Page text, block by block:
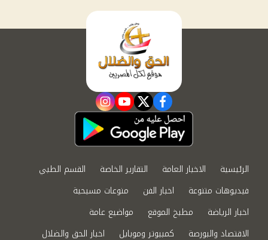
facebook
twitter
youtube
instagram
الرئيسية الاخبار العامة التقارير الخاصة
القسم الطبي
فيديوهات متنوعة
اخبار الفن
منوعات مسيحية
اخبار الرياضة
مطبخ الموقع
مواضيع عامة
الاقتصاد والبورصة
كمبيوتر وموبايل اخبار الحق والضلال